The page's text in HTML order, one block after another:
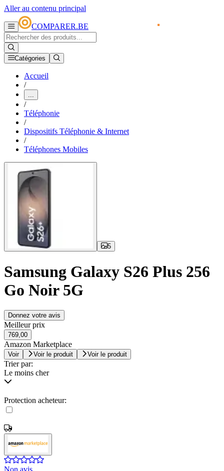
Aller au contenu principal
COMPARER.BE
Catégories
Accueil
/
...
/
Téléphonie
/
Dispositifs Téléphonie & Internet
/
Téléphones Mobiles
5
Samsung Galaxy S26 Plus 256
Go Noir 5G
Donnez votre avis
Meilleur prix
769,00
Amazon Marketplace
Voir Voir le produit Voir le produit
Trier par:
Le moins cher
Protection acheteur: